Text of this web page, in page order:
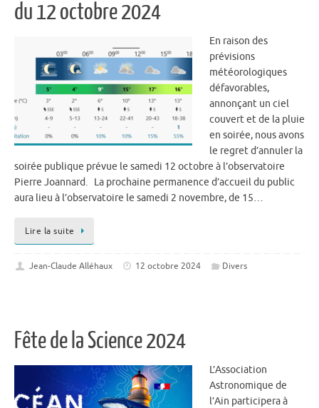
du 12 octobre 2024
En raison des
prévisions
météorologiques
défavorables,
annonçant un ciel
couvert et de la pluie
en soirée, nous avons
le regret d’annuler la
soirée publique prévue le samedi 12 octobre à l’observatoire
Pierre Joannard. La prochaine permanence d’accueil du public
aura lieu à l’observatoire le samedi 2 novembre, de 15…
Lire la suite
Jean-Claude Alléhaux 12 octobre 2024 Divers
Fête de la Science 2024
L’Association
Astronomique de
l’Ain participera à